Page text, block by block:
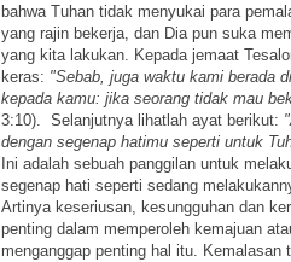
bahwa Tuhan tidak menyukai para
yang rajin bekerja, dan Dia pun suka
yang kita lakukan. Kepada jemaat
keras: "Sebab, juga waktu kami berada
kepada kamu: jika seorang tidak mau
3:10). Selanjutnya lihatlah ayat berikut:
dengan segenap hatimu seperti untuk
Ini adalah sebuah panggilan untuk
segenap hati seperti sedang
Artinya keseriusan, kesungguhan dan
penting dalam memperoleh kemajuan
menganggap penting hal itu.